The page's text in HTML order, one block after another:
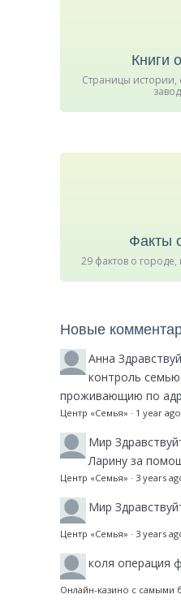
Книги
Страницы истории,
Факты
29 фактов о
Новые
Анна
контроль
проживающию по
Центр «Семья» · 1 year ago
Мир
Ларину за
Центр «Семья» · 3 years
Мир
Центр «Семья» · 3 years
коля операция
Онлайн-казино с самыми